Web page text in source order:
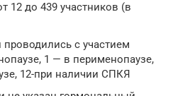
12 до 439 участников (в
с участием
1 — в перименопаузе,
12-при наличии СПКЯ